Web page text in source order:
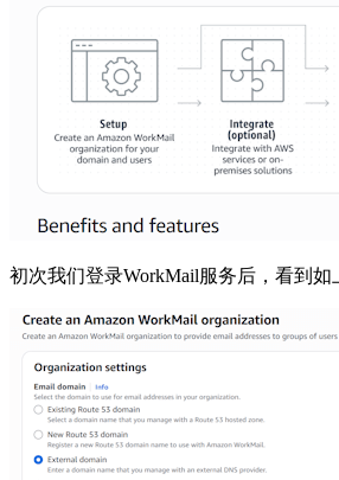
初次我们登录WorkMail服务后，看到如